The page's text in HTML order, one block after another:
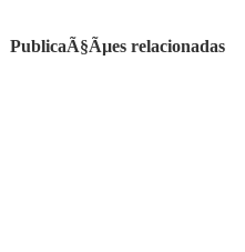
PublicaÃ§Ãµes relacionadas